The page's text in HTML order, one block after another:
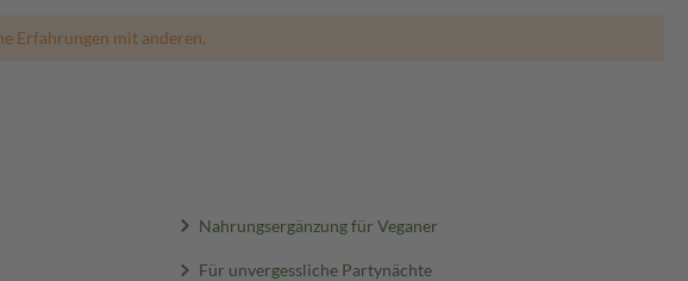
Erfahrungen mit anderen.
Nahrungsergänzung für Veganer
Für unvergessliche Partynächte